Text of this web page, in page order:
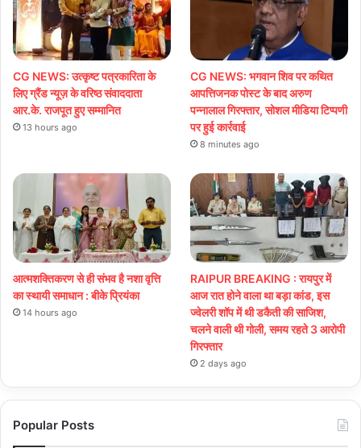
CG NEWS: उत्कृष्ट पत्रकारिता के
लिए ग्रैंड न्यूज़ के वरिष्ठ संवाददाता
आर.के. राजपूत हुए सम्मानित
13 hours ago
CG NEWS: भगवान शिव पर कथित
आपत्तिजनक पोस्ट के बाद अरुण
पन्नालाल गिरफ्तार, सोशल मीडिया टिप्पणी
पर हुई कार्रवाई
8 minutes ago
आत्मशक्तिकरण से ही संभव है नशा वृत्ति
का स्थायी समाधान : बीके प्रियंका
14 hours ago
RAIPUR BREAKING : रायपुर में
आज रात होने वाला था बड़ा कांड, इस
ज्वेलरी शॉप में थी डकैती की साजिश,
चलने वाली थी गोली, समय रहते 3 आरोपी
गिरफ्तार
2 days ago
Popular Posts